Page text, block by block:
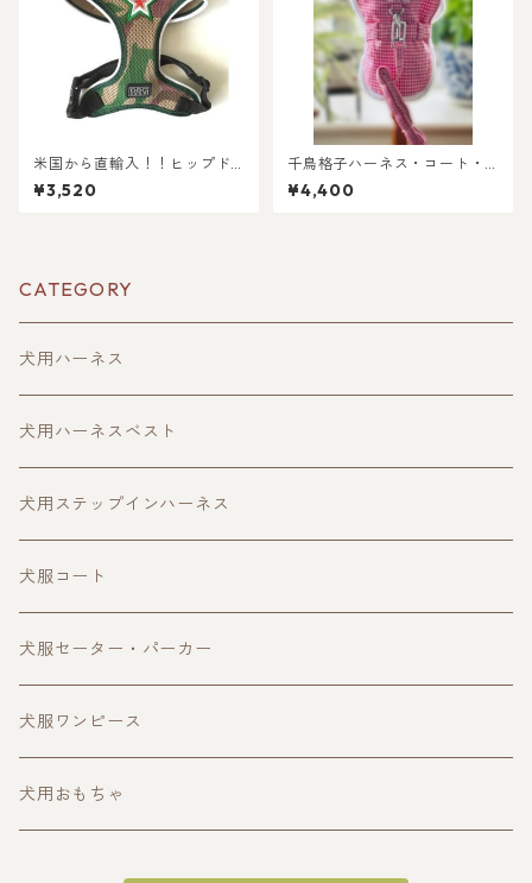
米国から直輸入！！ヒップド
ギーのハーネス 迷彩柄DOG S
TARハーネス
¥3,520
千鳥格子ハーネス・コート・
ホットピンクxホワイト＝リー
ド付き
¥4,400
CATEGORY
犬用ハーネス
犬用ハーネスベスト
犬用ステップインハーネス
犬服コート
犬服セーター・パーカー
犬服ワンピース
犬用おもちゃ